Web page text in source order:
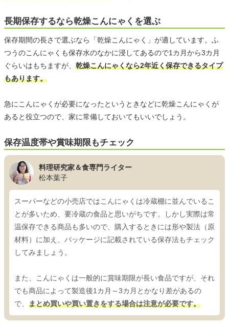
長期保存するなら乾燥こんにゃくを選ぶ
保存期間の長さで選ぶなら「乾燥こんにゃく」が適しています。ふ
つうのこんにゃくも保存水のなかに浸してあるので1カ月から3カ月
ぐらいはもちますが、 乾燥こんにゃくなら2年近く保存できるタイプ
もあります。
急にこんにゃくが必要になったというときなどに乾燥こんにゃくが
あると役立つので、家に常備しておいてもいいでしょう。
保存温度帯や賞味期限もチェック
料理研究家＆食専門ライター
松本葉子
スーパーなどの小売店ではこんにゃくは冷蔵棚に並んでいるこ
とが多いため、要冷蔵の食品と思いがちです。しかし実際は常
温保存できる商品も多いので、購入するときには形や製法（原
材料）に加え、パッケージに記載されている保存法もチェック
してみましょう。
また、こんにゃくは一般的に賞味期限が長い食品ですが、それ
でも商品によって製造後1カ月～3カ月とかなり差があるの
で、 まとめ買いや買い置きをする場合は注意が必要です。